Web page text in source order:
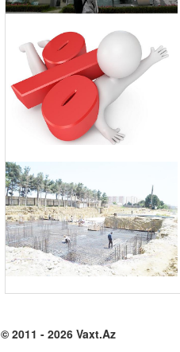
© 2011 - 2026 Vaxt.Az